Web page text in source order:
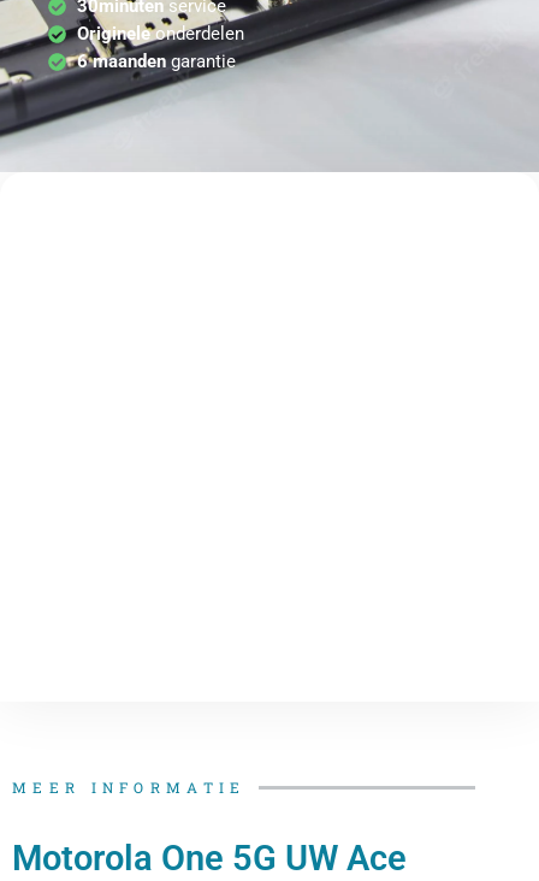
30minutenservice
Origineleonderdelen
6 maandengarantie
MEER INFORMATIE
Motorola One 5G UW Ace